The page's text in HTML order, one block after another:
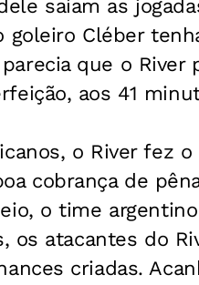
saíam as
goleiro Cléber
que o River
aos 41
o River fez
cobrança de
o time
os atacantes do
criadas.